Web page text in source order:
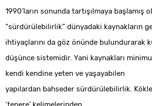
1990’ların sonunda tartışılmaya başlamış
“sürdürülebilirlik” dünyadaki kaynakların
ihtiyaçlarını da göz önünde bulundurarak
düşünce sistemidir. Yani kaynakları
kendi kendine yeten ve yaşayabilen
yapılardan bahseder sürdürülebilirlik.